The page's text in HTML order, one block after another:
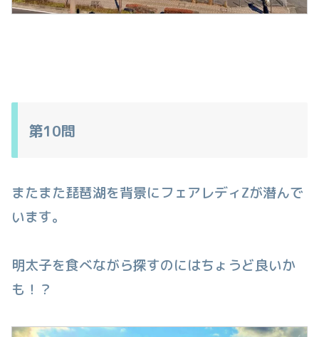
第10問
またまた琵琶湖を背景にフェアレディZが潜んで
います。
明太子を食べながら探すのにはちょうど良いか
も！？